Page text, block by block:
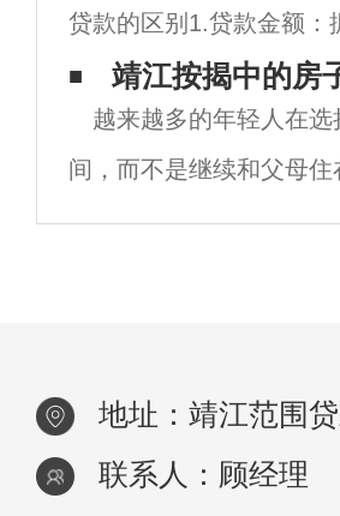
同。例如，如果信用调
更重
贷款的区别1.贷款金额：
额主要取决于裸车价格
80%，而裸车价格不包
用。二手车贷款金额取
值
靖江按揭中的房
越来越多的年轻人在
间，而不是继续和父母
此，越来越多的人选择
地址：靖江范围
联系人：顾经理